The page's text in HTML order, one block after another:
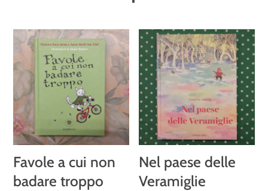
quantity
Favole a cui non
badare troppo
Nel paese delle
Veramiglie